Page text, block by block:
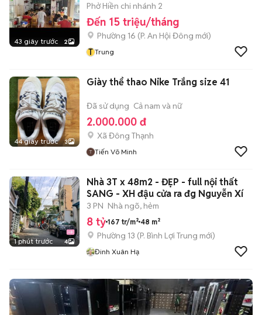
43 giây trước 2
Phở Hiền chi nhánh 2
Đến 15 triệu/tháng
Phường 16 (P. An Hội Đông mới)
T Trung
44 giây trước 3
Giày thể thao Nike Trắng size 41
Đã sử dụng Cả nam và nữ
2.000.000 đ
Xã Đông Thạnh
Tiến Võ Minh
1 phút trước 4
Nhà 3T x 48m2 - ĐẸP - full nội thất
SANG - XH đậu cửa ra đg Nguyễn Xí
3 PN Nhà ngõ, hẻm
8 tỷ 167 tr/m² 48 m²
Phường 13 (P. Bình Lợi Trung mới)
Đinh Xuân Hạ